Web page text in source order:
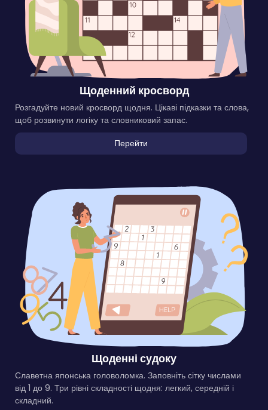
Щоденний кросворд
Розгадуйте новий кросворд щодня. Цікаві підказки та слова,
щоб розвинути логіку та словниковий запас.
Перейти
Щоденні судоку
Славетна японська головоломка. Заповніть сітку числами
від 1 до 9. Три рівні складності щодня: легкий, середній і
складний.